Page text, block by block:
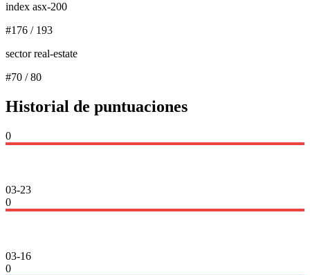
index asx-200
#176 / 193
sector real-estate
#70 /80
Historial de puntuaciones
0
03-23
0
03-16
0